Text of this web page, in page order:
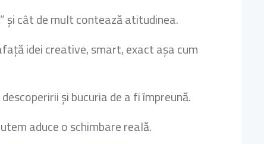
și cât de mult contează atitudinea.
idei creative, smart, exact așa cum
și bucuria de a fi împreună.
aduce o schimbare reală.